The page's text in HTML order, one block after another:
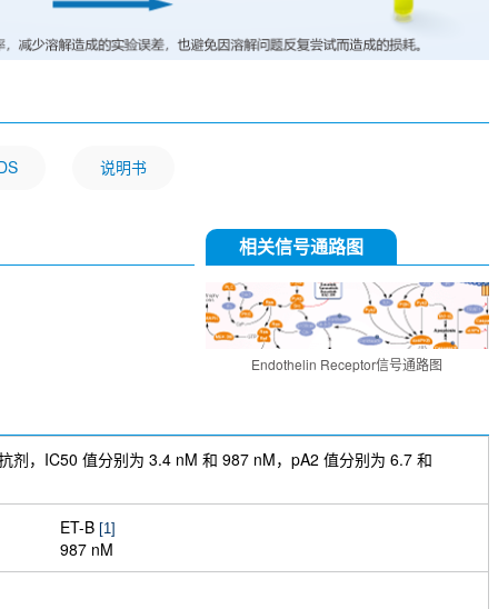
说明书
相关信号通路图
Endothelin Receptor信号通路图
剂，IC50 值分别为 3.4 nM 和 987 nM，pA2 值分别为 6.7 和
ET-B [1]
987 nM